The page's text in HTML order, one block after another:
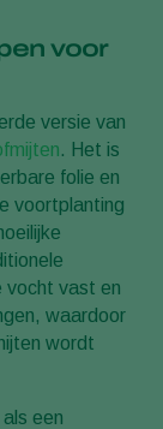
voor
versie van
. Het is
folie en
voortplanting
vocht vast en
waardoor
wordt
een